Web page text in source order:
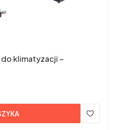
klimatyzacji –